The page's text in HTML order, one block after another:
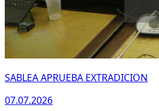
SABLEA APRUEBA EXTRADICION
07.07.2026